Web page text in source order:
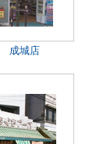
成城店